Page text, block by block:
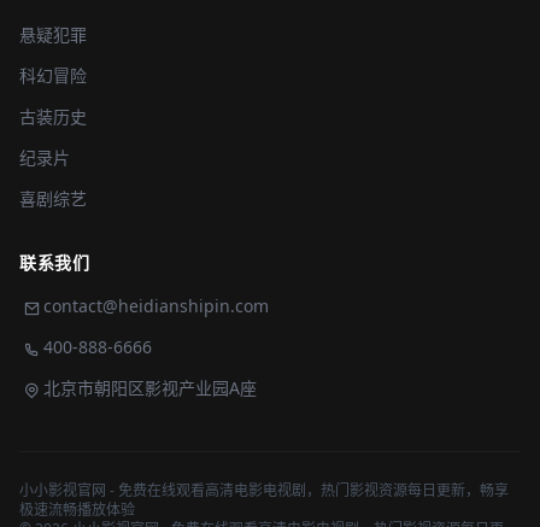
悬疑犯罪
科幻冒险
古装历史
纪录片
喜剧综艺
联系我们
contact@heidianshipin.com
400-888-6666
北京市朝阳区影视产业园A座
小小影视官网 - 免费在线观看高清电影电视剧，热门影视资源每日更新，畅享
极速流畅播放体验